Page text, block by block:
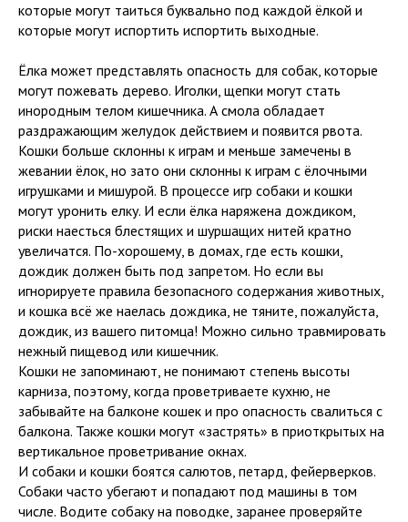
которые могут таиться буквально под каждой ёлкой и
которые могут испортить испортить выходные.
Ёлка может представлять опасность для собак, которые
могут пожевать дерево. Иголки, щепки могут стать
инородным телом кишечника. А смола обладает
раздражающим желудок действием и появится рвота.
Кошки больше склонны к играм и меньше замечены в
жевании ёлок, но зато они склонны к играм с ёлочными
игрушками и мишурой. В процессе игр собаки и кошки
могут уронить елку. И если ёлка наряжена дождиком,
риски наесться блестящих и шуршащих нитей кратно
увеличатся. По-хорошему, в домах, где есть кошки,
дождик должен быть под запретом. Но если вы
игнорируете правила безопасного содержания животных,
и кошка всё же наелась дождика, не тяните, пожалуйста,
дождик, из вашего питомца! Можно сильно травмировать
нежный пищевод или кишечник.
Кошки не запоминают, не понимают степень высоты
карниза, поэтому, когда проветриваете кухню, не
забывайте на балконе кошек и про опасность свалиться с
балкона. Также кошки могут «застрять» в приоткрытых на
вертикальное проветривание окнах.
И собаки и кошки боятся салютов, петард, фейерверков.
Собаки часто убегают и попадают под машины в том
числе. Водите собаку на поводке, заранее проверяйте